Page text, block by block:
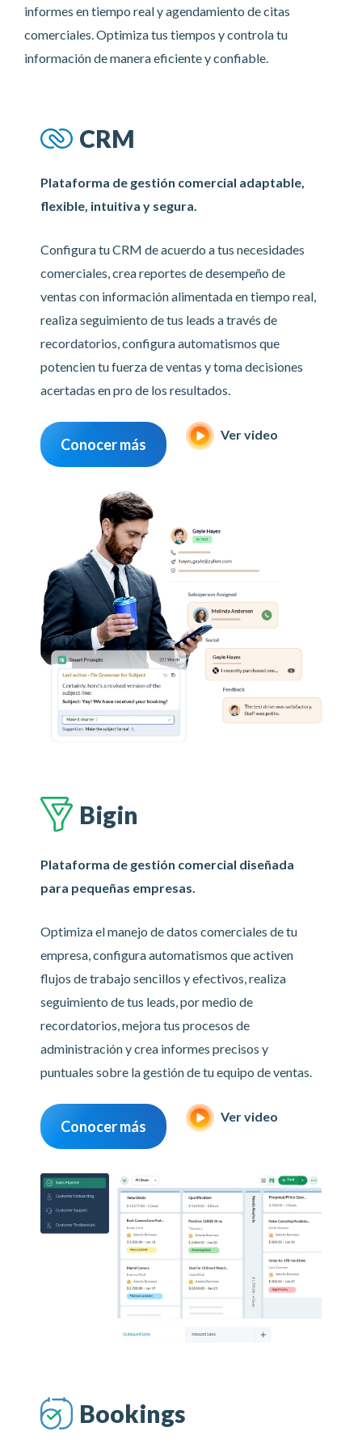
informes en tiempo real y agendamiento de citas
comerciales. Optimiza tus tiempos y controla tu
información de manera eficiente y confiable.
CRM
Plataforma de gestión comercial adaptable,
flexible, intuitiva y segura.
Configura tu CRM de acuerdo a tus necesidades
comerciales, crea reportes de desempeño de
ventas con información alimentada en tiempo real,
realiza seguimiento de tus leads a través de
recordatorios, configura automatismos que
potencien tu fuerza de ventas y toma decisiones
acertadas en pro de los resultados.
Conocer más
Ver video
Bigin
Plataforma de gestión comercial diseñada
para pequeñas empresas.
Optimiza el manejo de datos comerciales de tu
empresa, configura automatismos que activen
flujos de trabajo sencillos y efectivos, realiza
seguimiento de tus leads, por medio de
recordatorios, mejora tus procesos de
administración y crea informes precisos y
puntuales sobre la gestión de tu equipo de ventas.
Conocer más
Ver video
Bookings